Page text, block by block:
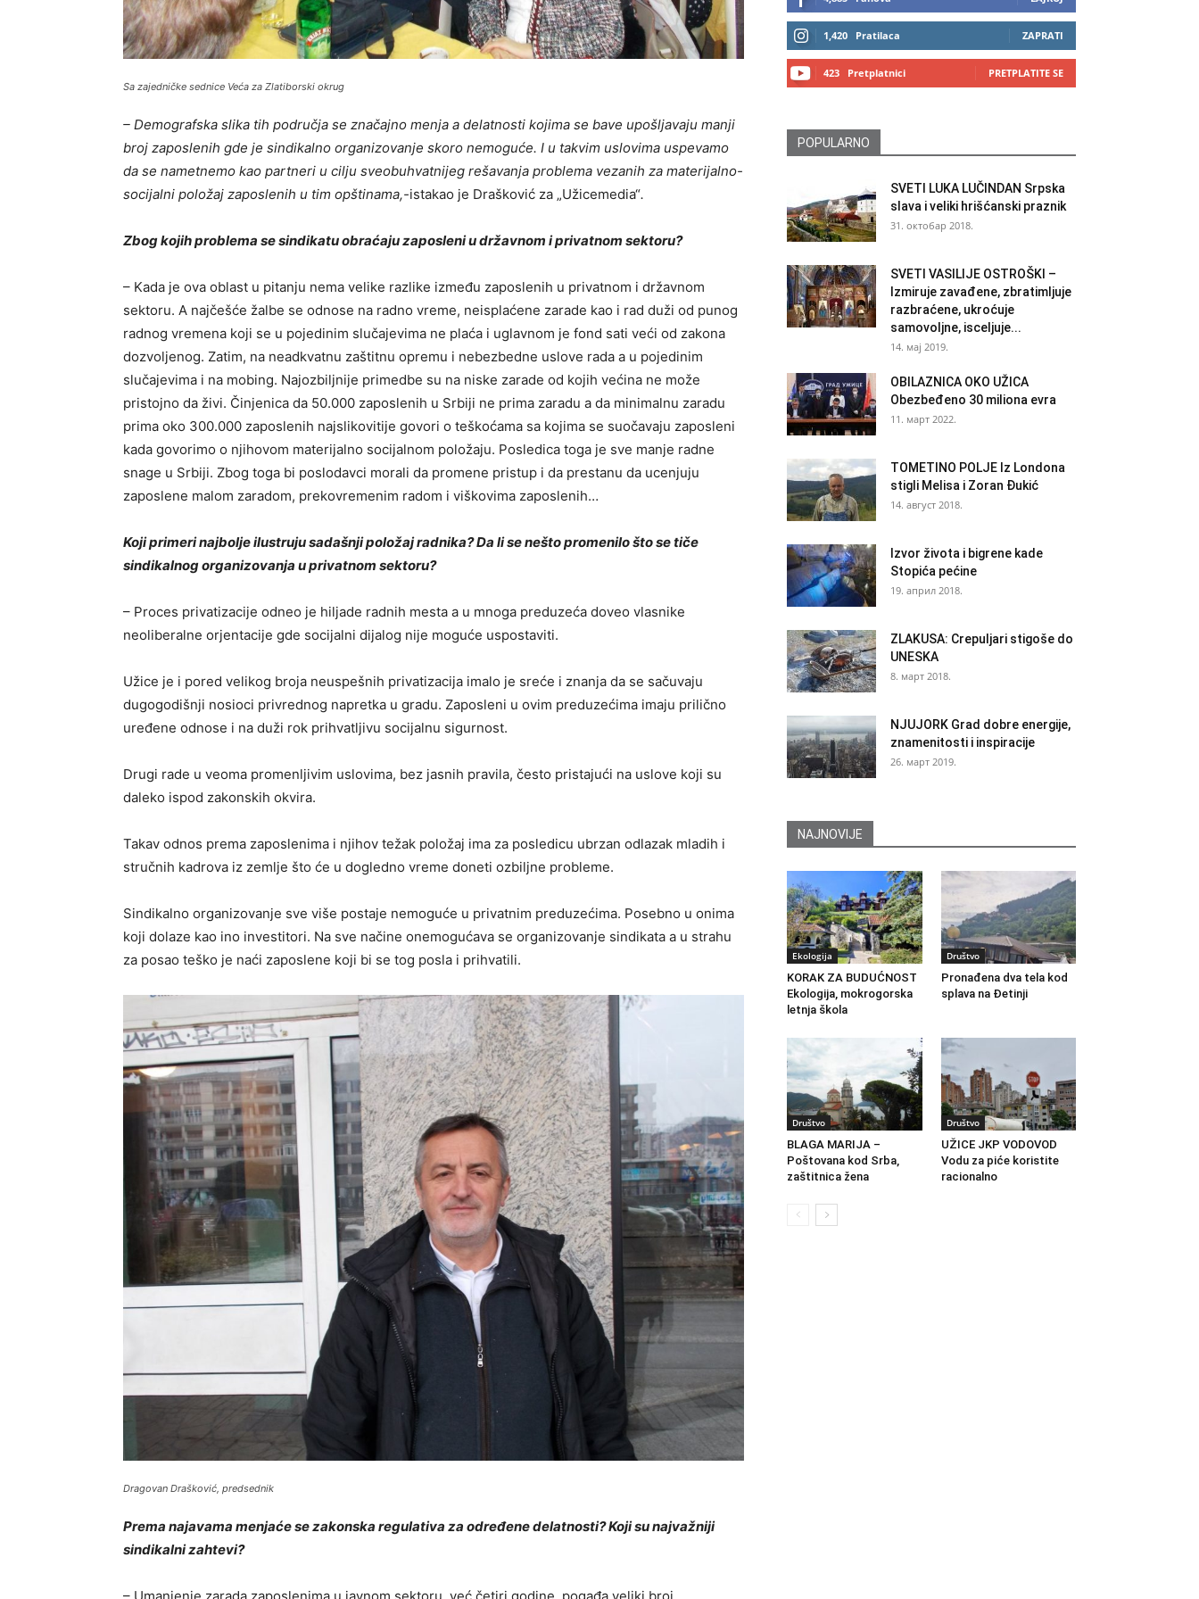
Sa zajedničke sednice Veća za Zlatiborski okrug
– Demografska slika tih područja se značajno menja a delatnosti kojima se bave upošljavaju manji
broj zaposlenih gde je sindikalno organizovanje skoro nemoguće. I u takvim uslovima uspevamo
da se nametnemo kao partneri u cilju sveobuhvatnijeg rešavanja problema vezanih za materijalno-
socijalni položaj zaposlenih u tim opštinama,-istakao je Drašković za „Užicemedia“.
Zbog kojih problema se sindikatu obraćaju zaposleni u državnom i privatnom sektoru?
– Kada je ova oblast u pitanju nema velike razlike između zaposlenih u privatnom i državnom
sektoru. A najčešće žalbe se odnose na radno vreme, neisplaćene zarade kao i rad duži od punog
radnog vremena koji se u pojedinim slučajevima ne plaća i uglavnom je fond sati veći od zakona
dozvoljenog. Zatim, na neadkvatnu zaštitnu opremu i nebezbedne uslove rada a u pojedinim
slučajevima i na mobing. Najozbiljnije primedbe su na niske zarade od kojih većina ne može
pristojno da živi. Činjenica da 50.000 zaposlenih u Srbiji ne prima zaradu a da minimalnu zaradu
prima oko 300.000 zaposlenih najslikovitije govori o teškoćama sa kojima se suočavaju zaposleni
kada govorimo o njihovom materijalno socijalnom položaju. Posledica toga je sve manje radne
snage u Srbiji. Zbog toga bi poslodavci morali da promene pristup i da prestanu da ucenjuju
zaposlene malom zaradom, prekovremenim radom i viškovima zaposlenih…
Koji primeri najbolje ilustruju sadašnji položaj radnika? Da li se nešto promenilo što se tiče
sindikalnog organizovanja u privatnom sektoru?
– Proces privatizacije odneo je hiljade radnih mesta a u mnoga preduzeća doveo vlasnike
neoliberalne orjentacije gde socijalni dijalog nije moguće uspostaviti.
Užice je i pored velikog broja neuspešnih privatizacija imalo je sreće i znanja da se sačuvaju
dugogodišnji nosioci privrednog napretka u gradu. Zaposleni u ovim preduzećima imaju prilično
uređene odnose i na duži rok prihvatljivu socijalnu sigurnost.
Drugi rade u veoma promenljivim uslovima, bez jasnih pravila, često pristajući na uslove koji su
daleko ispod zakonskih okvira.
Takav odnos prema zaposlenima i njihov težak položaj ima za posledicu ubrzan odlazak mladih i
stručnih kadrova iz zemlje što će u dogledno vreme doneti ozbiljne probleme.
Sindikalno organizovanje sve više postaje nemoguće u privatnim preduzećima. Posebno u onima
koji dolaze kao ino investitori. Na sve načine onemogućava se organizovanje sindikata a u strahu
za posao teško je naći zaposlene koji bi se tog posla i prihvatili.
Dragovan Drašković, predsednik
Prema najavama menjaće se zakonska regulativa za određene delatnosti? Koji su najvažniji
sindikalni zahtevi?
1,420 Pratilaca ZAPRATI
423 Pretplatnici PRETPLATITE SE
POPULARNO
SVETI LUKA LUČINDAN Srpska
slava i veliki hrišćanski praznik
31. октобар 2018.
SVETI VASILIJE OSTROŠKI –
Izmiruje zavađene, zbratimljuje
razbraćene, ukroćuje
samovoljne, isceljuje...
14. мај 2019.
OBILAZNICA OKO UŽICA
Obezbeđeno 30 miliona evra
11. март 2022.
TOMETINO POLJE Iz Londona
stigli Melisa i Zoran Đukić
14. август 2018.
Izvor života i bigrene kade
Stopića pećine
19. април 2018.
ZLAKUSA: Crepuljari stigoše do
UNESKA
8. март 2018.
NJUJORK Grad dobre energije,
znamenitosti i inspiracije
26. март 2019.
NAJNOVIJE
Ekologija
KORAK ZA BUDUĆNOST
Ekologija, mokrogorska
letnja škola
Društvo
Pronađena dva tela kod
splava na Đetinji
Društvo
BLAGA MARIJA –
Poštovana kod Srba,
zaštitnica žena
Društvo
UŽICE JKP VODOVOD
Vodu za piće koristite
racionalno